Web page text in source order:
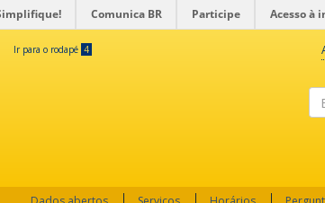
Comunica BR Participe Acesso à
Ir para o rodapé 4